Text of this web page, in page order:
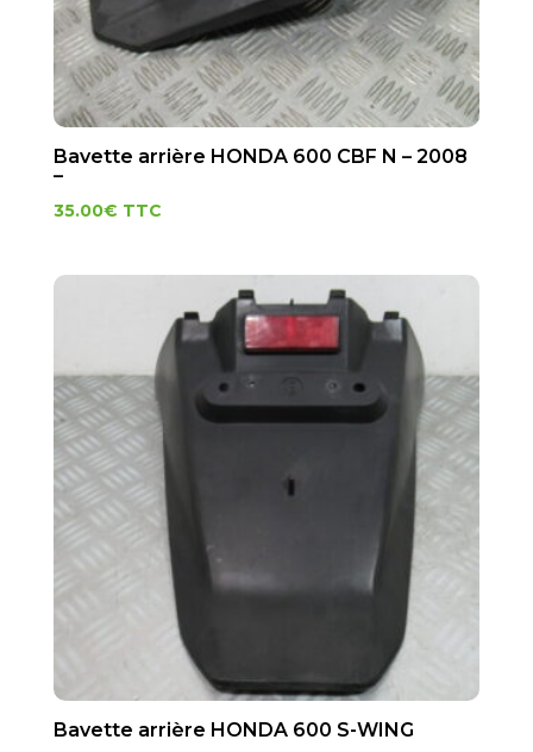
Bavette arrière HONDA 600 CBF N – 2008
–
35.00€ TTC
Bavette arrière HONDA 600 S-WING